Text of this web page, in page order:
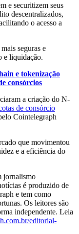
e securitizem seus
descentralizados,
o acesso a
seguras e
e liquidação.
e tokenização
consórcios
a criação do N-
de consórcio
Cointelegraph
que movimentou
e a eficiência do
jornalismo
é produzido de
e tem como
Os leitores são
independente. Leia
editorial-